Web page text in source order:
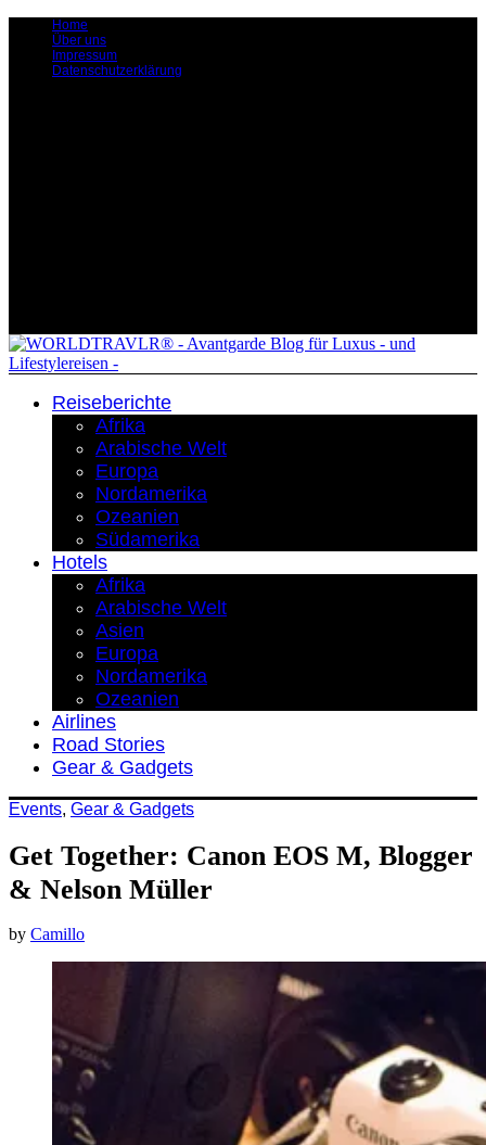
Home
Über uns
Impressum
Datenschutzerklärung
Reiseberichte
Afrika
Arabische Welt
Europa
Nordamerika
Ozeanien
Südamerika
Hotels
Afrika
Arabische Welt
Asien
Europa
Nordamerika
Ozeanien
Airlines
Road Stories
Gear & Gadgets
Events, Gear & Gadgets
Get Together: Canon EOS M, Blogger
& Nelson Müller
by Camillo